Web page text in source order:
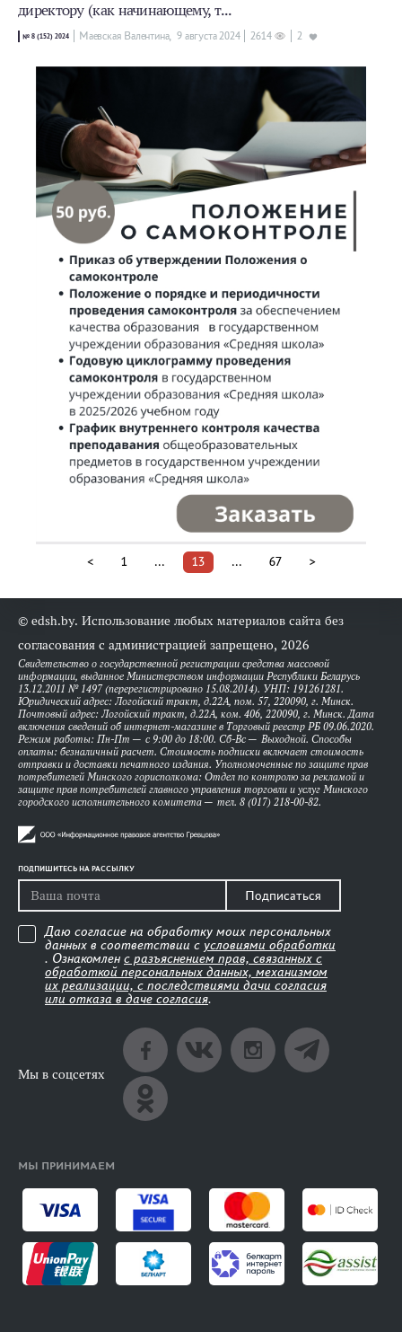
директору (как начинающему, т...
№ 8 (152) 2024 Маевская Валентина, 9 августа 2024 2614 2
< 1 ... 13 ... 67 >
© edsh.by. Использование любых материалов сайта без
согласования с администрацией запрещено, 2026
Свидетельство о государственной регистрации средства массовой
информации, выданное Министерством информации Республики Беларусь
13.12.2011 № 1497 (перерегистрировано 15.08.2014). УНП: 191261281.
Юридический адрес: Логойский тракт, д.22А, пом. 57, 220090, г. Минск.
Почтовый адрес: Логойский тракт, д.22А, ком. 406, 220090, г. Минск. Дата
включения сведений об интернет-магазине в Торговый реестр РБ 09.06.2020.
Режим работы: Пн-Пт — с 9:00 до 18:00. Сб-Вс — Выходной. Способы
оплаты: безналичный расчет. Стоимость подписки включает стоимость
отправки и доставки печатного издания. Уполномоченные по защите прав
потребителей Минского горисполкома: Отдел по контролю за рекламой и
защите прав потребителей главного управления торговли и услуг Минского
городского исполнительного комитета — тел. 8 (017) 218-00-82.
ПОДПИШИТЕСЬ НА РАССЫЛКУ
Подписаться
Даю согласие на обработку моих персональных
данных в соответствии с условиями обработки
. Ознакомлен с разъяснением прав, связанных с
обработкой персональных данных, механизмом
их реализации, с последствиями дачи согласия
или отказа в даче согласия.
Мы в соцсетях
МЫ ПРИНИМАЕМ